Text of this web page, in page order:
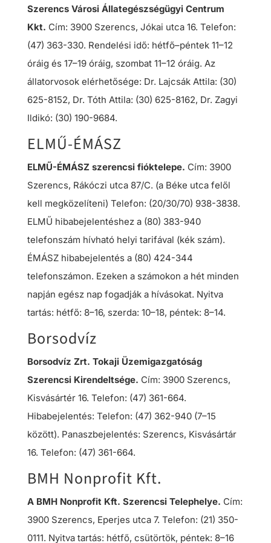
Szerencs Városi Állategészségügyi Centrum
Kkt. Cím: 3900 Szerencs, Jókai utca 16. Telefon:
(47) 363-330. Rendelési idő: hétfő–péntek 11–12
óráig és 17–19 óráig, szombat 11–12 óráig. Az
állatorvosok elérhetősége: Dr. Lajcsák Attila: (30)
625-8152, Dr. Tóth Attila: (30) 625-8162, Dr. Zagyi
Ildikó: (30) 190-9684.
ELMŰ-ÉMÁSZ
ELMŰ-ÉMÁSZ szerencsi fióktelepe. Cím: 3900
Szerencs, Rákóczi utca 87/C. (a Béke utca felől
kell megközelíteni) Telefon: (20/30/70) 938-3838.
ELMŰ hibabejelentéshez a (80) 383-940
telefonszám hívható helyi tarifával (kék szám).
ÉMÁSZ hibabejelentés a (80) 424-344
telefonszámon. Ezeken a számokon a hét minden
napján egész nap fogadják a hívásokat. Nyitva
tartás: hétfő: 8–16, szerda: 10–18, péntek: 8–14.
Borsodvíz
Borsodvíz Zrt. Tokaji Üzemigazgatóság
Szerencsi Kirendeltsége. Cím: 3900 Szerencs,
Kisvásártér 16. Telefon: (47) 361-664.
Hibabejelentés: Telefon: (47) 362-940 (7–15
között). Panaszbejelentés: Szerencs, Kisvásártár
16. Telefon: (47) 361-664.
BMH Nonprofit Kft.
A BMH Nonprofit Kft. Szerencsi Telephelye. Cím:
3900 Szerencs, Eperjes utca 7. Telefon: (21) 350-
0111. Nyitva tartás: hétfő, csütörtök, péntek: 8–16